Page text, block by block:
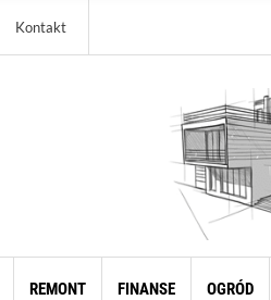
Kontakt
REMONT FINANSE OGRÓD